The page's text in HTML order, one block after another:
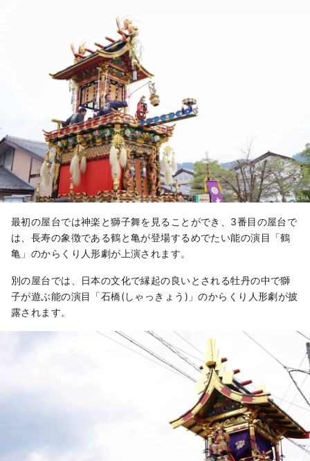
最初の屋台では神楽と獅子舞を見ることができ、3番目の屋台で
は、長寿の象徴である鶴と亀が登場するめでたい能の演目「鶴
亀」のからくり人形劇が上演されます。
別の屋台では、日本の文化で縁起の良いとされる牡丹の中で獅
子が遊ぶ能の演目「石橋(しゃっきょう)」のからくり人形劇が披
露されます。